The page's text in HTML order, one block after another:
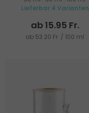
Lieferbar 4 Varianten
ab 15.95 Fr.
ab 53.20 Fr. / 100 ml